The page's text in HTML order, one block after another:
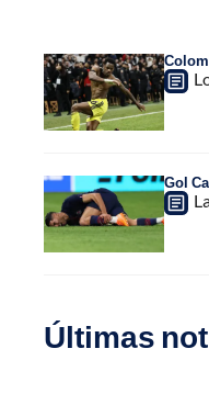
Gol
Últimas